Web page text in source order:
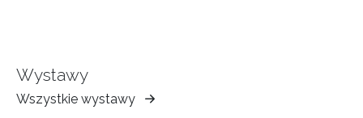
Wystawy
Wszystkie wystawy
Muzeum